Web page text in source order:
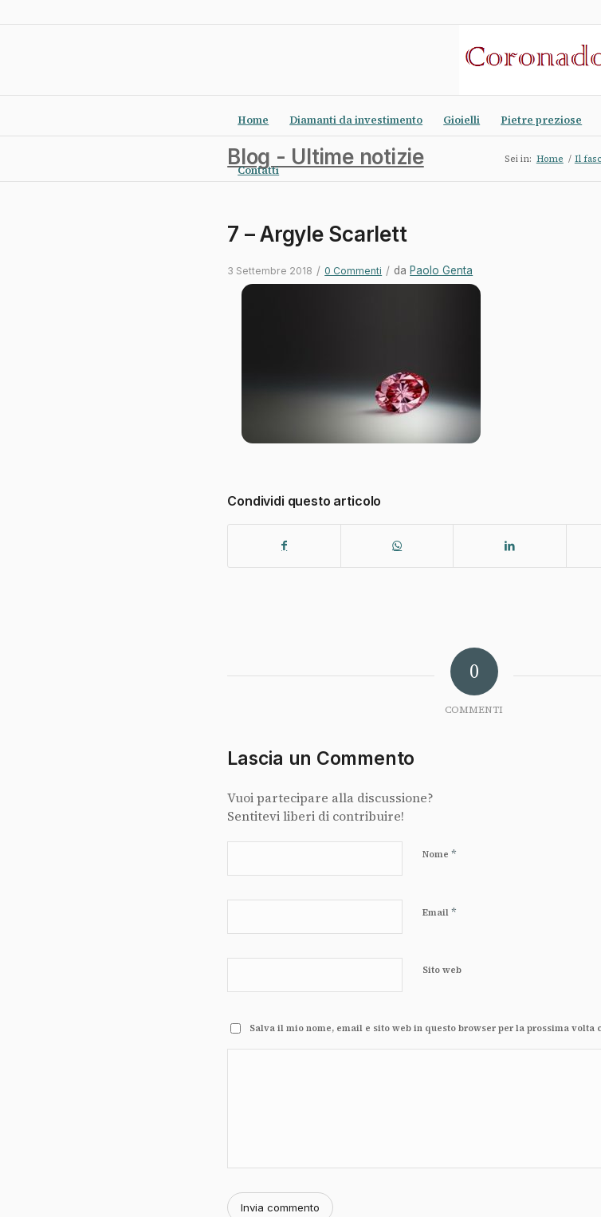
Home Diamanti da investimento Gioielli Pietre preziose
Contatti
Blog - Ultime notizie Sei in: Home / Il
7 – Argyle Scarlett
3 Settembre 2018 / 0 Commenti / da Paolo Genta
Condividi questo articolo
0
COMMENTI
Lascia un Commento
Vuoi partecipare alla discussione?
Sentitevi liberi di contribuire!
Nome*
Email*
Sito web
Salva il mio nome, email e sito web in questo browser per la prossima volta